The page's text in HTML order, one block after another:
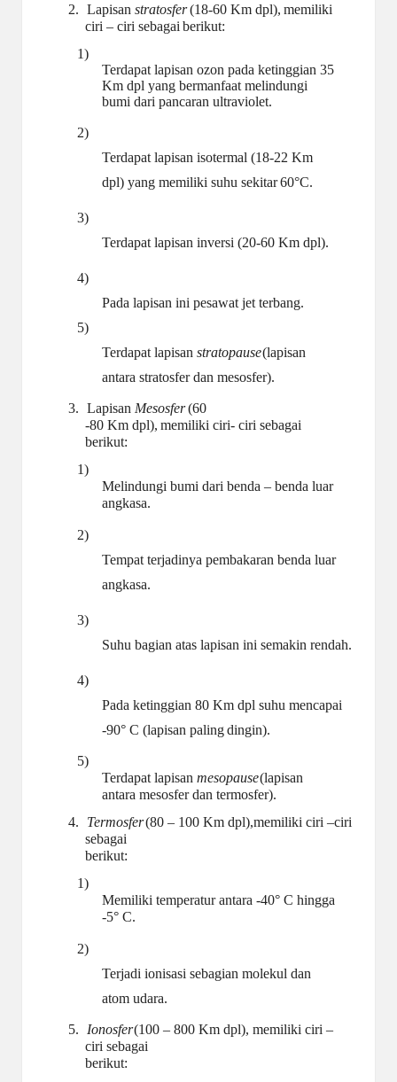
2.
Lapisan stratosfer(18-60 Km dpl), memiliki
ciri – ciri sebagai berikut:
1)
Terdapat lapisan ozon pada ketinggian 35
Km dpl yang bermanfaat melindungi
bumi dari pancaran ultraviolet.
2)
Terdapat lapisan isotermal (18-22 Km
dpl) yang memiliki suhu sekitar60°C.
3)
Terdapat lapisan inversi (20-60 Km dpl).
4)
Pada lapisan ini pesawat jet terbang.
5)
Terdapat lapisanstratopause(lapisan
antara stratosfer dan mesosfer).
3. Lapisan Mesosfer(60
-80 Km dpl), memiliki ciri- ciri sebagai
berikut:
1)
Melindungi bumi dari benda – benda luar
angkasa.
2)
Tempat terjadinya pembakaran benda luar
angkasa.
3)
Suhu bagian atas lapisan ini semakin rendah.
4)
Pada ketinggian 80 Km dpl suhu mencapai
-90° C (lapisan palingdingin).
5)
Terdapat lapisanmesopause(lapisan
antara mesosfer dan termosfer).
4.
Termosfer(80 – 100 Km dpl),memiliki ciri –ciri
sebagai
berikut:
1)
Memiliki temperatur antara -40° C hingga
-5° C.
2)
Terjadi ionisasi sebagian molekul dan
atom udara.
5. Ionosfer(100 – 800 Km dpl), memiliki ciri –
ciri sebagai
berikut: